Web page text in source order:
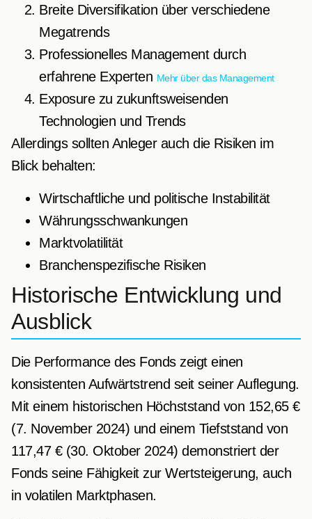
Breite Diversifikation über verschiedene
Megatrends
Professionelles Management durch
erfahrene Experten Mehr über das Management
Exposure zu zukunftsweisenden
Technologien und Trends
Allerdings sollten Anleger auch die Risiken im
Blick behalten:
Wirtschaftliche und politische Instabilität
Währungsschwankungen
Marktvolatilität
Branchenspezifische Risiken
Historische Entwicklung und
Ausblick
Die Performance des Fonds zeigt einen
konsistenten Aufwärtstrend seit seiner Auflegung.
Mit einem historischen Höchststand von 152,65 €
(7. November 2024) und einem Tiefststand von
117,47 € (30. Oktober 2024) demonstriert der
Fonds seine Fähigkeit zur Wertsteigerung, auch
in volatilen Marktphasen.